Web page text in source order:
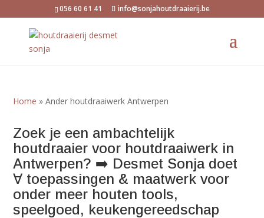
056 60 61 41 info@sonjahoutdraaierij.be
Home »Ander houtdraaiwerk Antwerpen
Zoek je een ambachtelijk
houtdraaier voor houtdraaiwerk in
Antwerpen? ➡️ Desmet Sonja doet
∀ toepassingen & maatwerk voor
onder meer houten tools,
speelgoed, keukengereedschap